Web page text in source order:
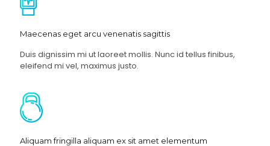
Maecenas eget arcu venenatis sagittis
Duis dignissim mi ut laoreet mollis. Nunc id tellus finibus,
eleifend mi vel, maximus justo.
Aliquam fringilla aliquam ex sit amet elementum